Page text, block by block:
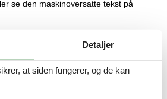
se den maskinoversatte tekst på
for 2 to 4 people. Located on the ground
It is modernly furnished and includes
Detaljer
at siden fungerer, og de kan